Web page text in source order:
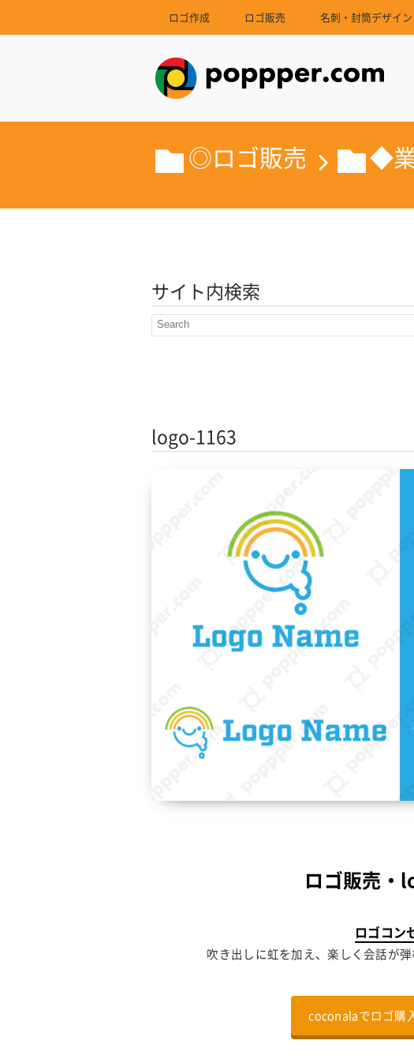
ロゴ作成 ロゴ販売 名刺・封筒デザイン
◎ロゴ販売 ◆
サイト内検索
logo-1163
ロゴ販売・
ロゴコン
吹き出しに虹を加え、楽しく会話が
coconalaでロゴ購